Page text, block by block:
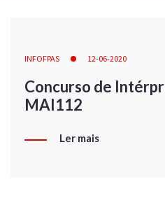
INFOFPAS 12-06-2020
Concurso de
MAI112
Ler mais